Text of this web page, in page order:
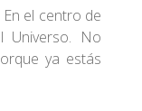
En el centro de
No
ya estás